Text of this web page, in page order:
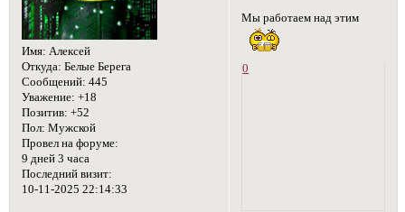
Имя: Алексей
Откуда: Белые Берега
Сообщений: 445
Уважение: +18
Позитив: +52
Пол: Мужской
Провел на форуме:
9 дней 3 часа
Последний визит:
10-11-2025 22:14:33
Мы работаем над этим
0